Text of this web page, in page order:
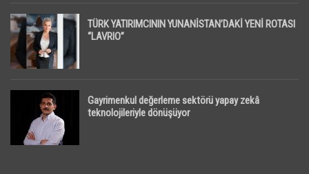
TÜRK YATIRIMCININ YUNANİSTAN’DAKİ YENİ ROTASI
“LAVRIO”
Gayrimenkul değerleme sektörü yapay zekâ
teknolojileriyle dönüşüyor